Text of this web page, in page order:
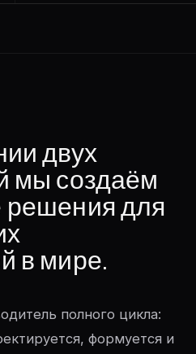
двух
мы создаём
для
в мире.
полного цикла:
формуется и